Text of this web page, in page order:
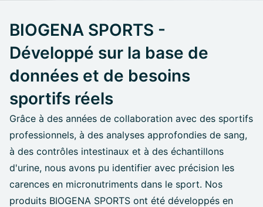
BIOGENA SPORTS -
Développé sur la base de
données et de besoins
sportifs réels
Grâce à des années de collaboration avec des sportifs
professionnels, à des analyses approfondies de sang,
à des contrôles intestinaux et à des échantillons
d'urine, nous avons pu identifier avec précision les
carences en micronutriments dans le sport. Nos
produits BIOGENA SPORTS ont été développés en